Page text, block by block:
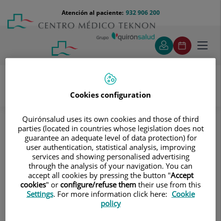
contenido
Menú
teléfono
cabecera
932 906 200
Atención al paciente:
Misión
Misión
Mejorar la calidad de vida de los
pacientes con estrés, fatiga y dolor:
Alcanzar la excelencia en la asistencia
clínica Investigar en nuevos
procedimientos diagnósticos y
Cookies configuration
Quirónsalud uses its own cookies and those of third
parties (located in countries whose legislation does not
guarantee an adequate level of data protection) for
user authentication, statistical analysis, improving
services and showing personalised advertising
through the analysis of your navigation. You can
accept all cookies by pressing the button "Accept
cookies" or configure/refuse them their use from this
Settings. For more information click here: Cookie
policy